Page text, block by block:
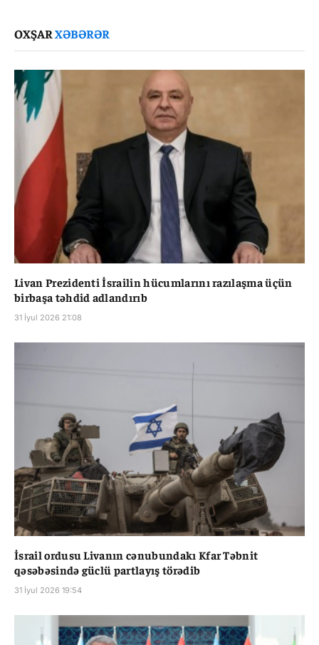
OXŞARXƏBƏRƏR
Livan Prezidenti İsrailin hücumlarını razılaşma üçün
birbaşa təhdid adlandırıb
31 İyul 2026 21:08
İsrail ordusu Livanın cənubundakı Kfar Təbnit
qəsəbəsində güclü partlayış törədib
31 İyul 2026 19:54